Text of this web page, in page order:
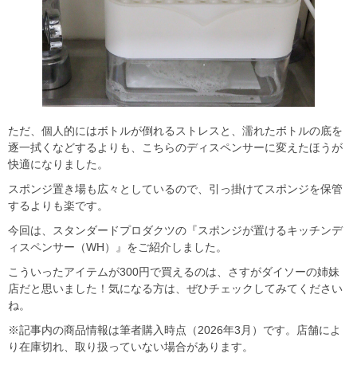
ただ、個人的にはボトルが倒れるストレスと、濡れたボトルの底を
逐一拭くなどするよりも、こちらのディスペンサーに変えたほうが
快適になりました。
スポンジ置き場も広々としているので、引っ掛けてスポンジを保管
するよりも楽です。
今回は、スタンダードプロダクツの『スポンジが置けるキッチンデ
ィスペンサー（WH）』をご紹介しました。
こういったアイテムが300円で買えるのは、さすがダイソーの姉妹
店だと思いました！気になる方は、ぜひチェックしてみてください
ね。
※記事内の商品情報は筆者購入時点（2026年3月）です。店舗によ
り在庫切れ、取り扱っていない場合があります。